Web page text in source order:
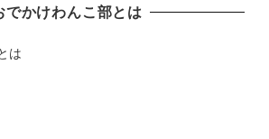
でかけわんこ部とは
は